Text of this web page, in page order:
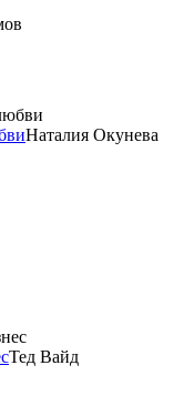
Наталия Окунева
Тед Вайд